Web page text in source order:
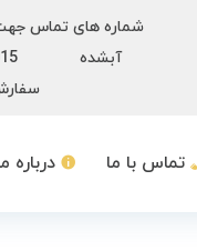
شماره های
سفارش ها
تماس با ما درباره